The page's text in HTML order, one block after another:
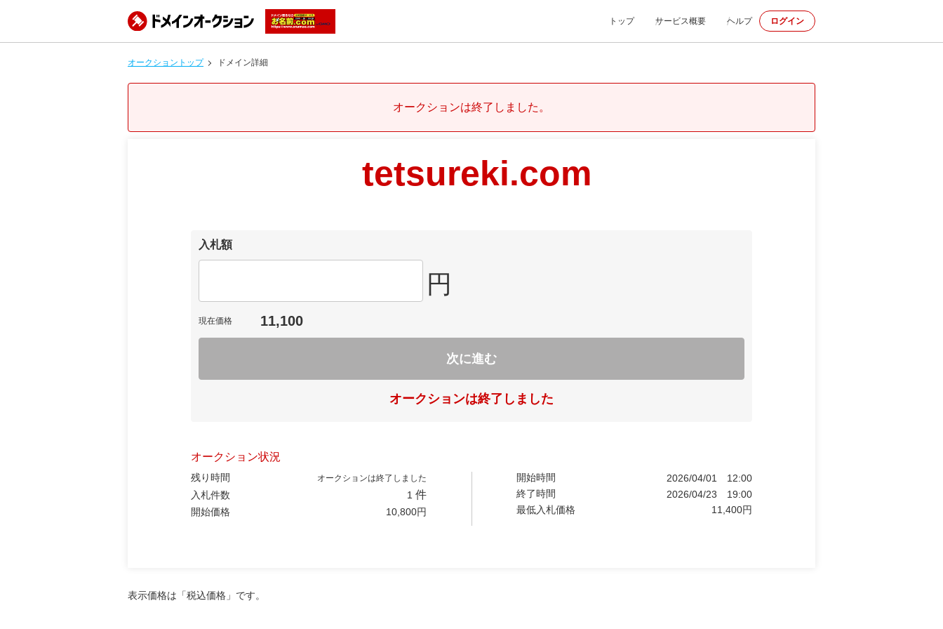
トップ サービス概要 ヘルプ ログイン
オークショントップ ドメイン詳細
オークションは終了しました。
tetsureki.com
入札額
円
現在価格 11,100
次に進む
オークションは終了しました
オークション状況
残り時間 オークションは終了しました
入札件数 1 件
開始価格 10,800円
開始時間 2026/04/01
12:00
終了時間
2026/04/23
19:00
最低入札価格
11,400円
表示価格は「税込価格」です。